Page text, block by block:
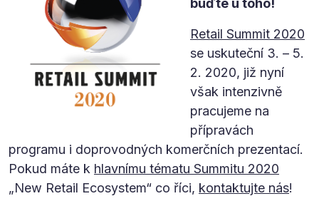
buďte u toho!
Retail Summit 2020
se uskuteční 3. – 5.
2. 2020, již nyní
však intenzivně
pracujeme na
přípravách
programu i doprovodných komerčních prezentací.
Pokud máte k hlavnímu tématu Summitu 2020
„New Retail Ecosystem“ co říci, kontaktujte nás!